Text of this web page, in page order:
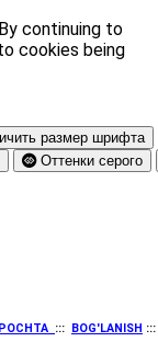
размер шрифта
Оттенки серого
POCHTA ::: BOG'LANISH
continuing to
cookies being